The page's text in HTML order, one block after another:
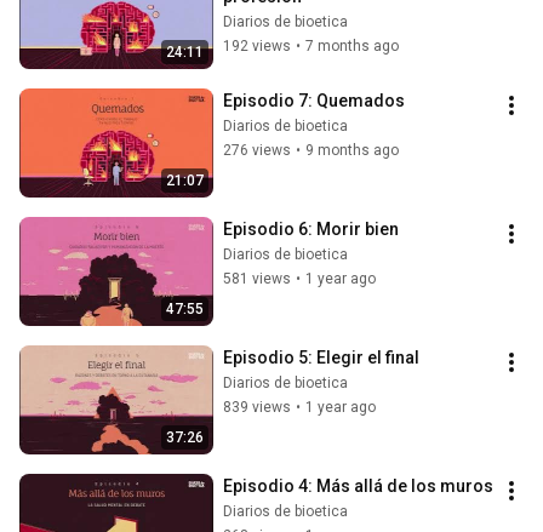
24:11
Diarios de bioetica
192 views • 7 months ago
21:07
Episodio 7: Quemados
Diarios de bioetica
276 views • 9 months ago
47:55
Episodio 6: Morir bien
Diarios de bioetica
581 views • 1 year ago
37:26
Episodio 5: Elegir el final
Diarios de bioetica
839 views • 1 year ago
Episodio 4: Más allá de los muros
Diarios de bioetica